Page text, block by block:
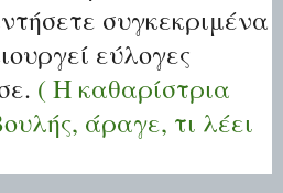
συγκεκριμένα
εύλογες
( Η καθαρίστρια
άραγε, τι λέει